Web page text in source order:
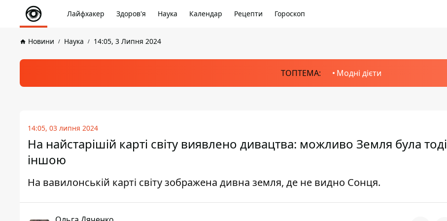
Лайфхакер Здоров'я Наука Календар Рецепти Гороскоп
Новини Наука 14:05, 3 Липня 2024
ТОПТЕМА: Модні дієти
14:05, 03 липня 2024
На найстарішій карті світу виявлено дивацтва: можливо Земля була тоді
іншою
На вавилонській карті світу зображена дивна земля, де не видно Сонця.